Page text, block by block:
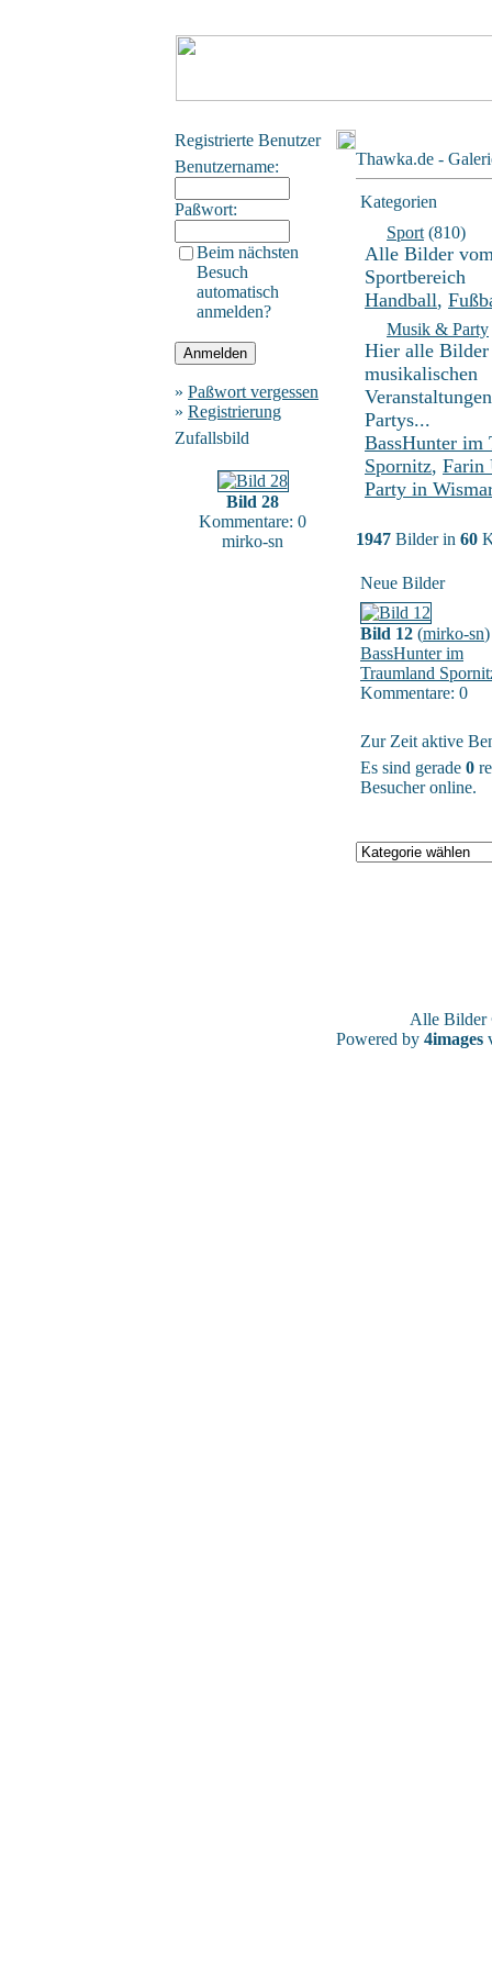
Registrierte Benutzer
Benutzername:
Paßwort:
Beim nächsten
Besuch
automatisch
anmelden?
» Paßwort vergessen
» Registrierung
Zufallsbild
Bild 28
Kommentare: 0
mirko-sn
Thawka.de -
Kategorien
Sport (810)
Alle Bilder
Sportbereich
Handball,
Musik & Party
Hier alle
musikalischen
Partys...
BassHunter im
Spornitz, Farin
Party in
1947 Bilder in 60
Neue Bilder
Bild 12 (mirko-sn)
BassHunter im
Traumland
Kommentare: 0
Zur Zeit aktive
Es sind gerade 0
Besucher online.
Alle
Powered by 4images